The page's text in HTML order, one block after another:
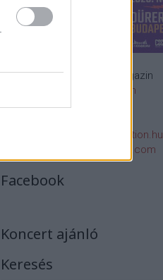
Rockzenei magazin
Impresszum
rsszerk@rockstation.hu
rsszerk@gmail.com
Facebook
Koncert ajánló
Keresés